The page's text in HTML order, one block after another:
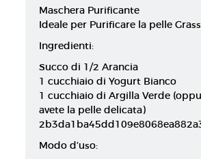
Maschera Purificante
Ideale per Purificare la pelle
Ingredienti:
Succo di 1/2 Arancia
1 cucchiaio di Yogurt Bianco
1 cucchiaio di Argilla Verde
avete la pelle delicata)
Modo d’uso: